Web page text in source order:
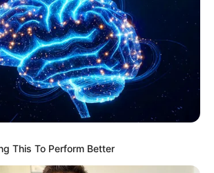
Out My Viagra After What I
7"
In Viral Wedding Photo Disaster!
This To Perform Better